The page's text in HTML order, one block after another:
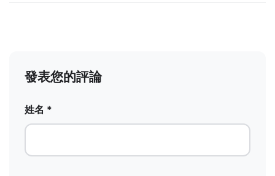
發表您的評論
姓名 *